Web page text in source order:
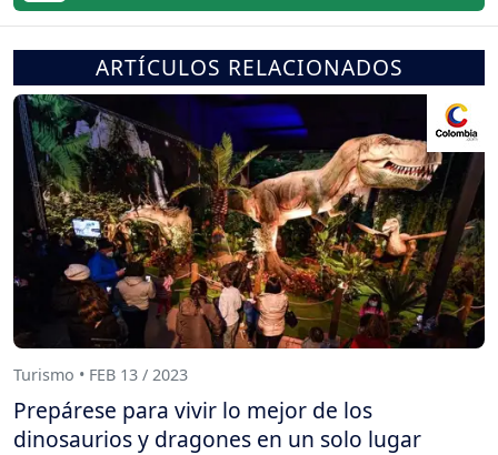
ARTÍCULOS RELACIONADOS
Turismo • FEB 13 / 2023
Prepárese para vivir lo mejor de los
dinosaurios y dragones en un solo lugar